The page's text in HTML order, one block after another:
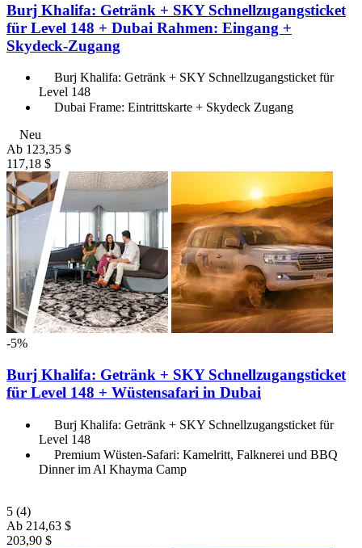
Burj Khalifa: Getränk + SKY Schnellzugangsticket
für Level 148 + Dubai Rahmen: Eingang +
Skydeck-Zugang
Burj Khalifa: Getränk + SKY Schnellzugangsticket für
Level 148
Dubai Frame: Eintrittskarte + Skydeck Zugang
Neu
Ab 123,35 $
117,18 $
-5%
Burj Khalifa: Getränk + SKY Schnellzugangsticket
für Level 148 + Wüstensafari in Dubai
Burj Khalifa: Getränk + SKY Schnellzugangsticket für
Level 148
Premium Wüsten-Safari: Kamelritt, Falknerei und BBQ
Dinner im Al Khayma Camp
5 (4)
Ab 214,63 $
203,90 $